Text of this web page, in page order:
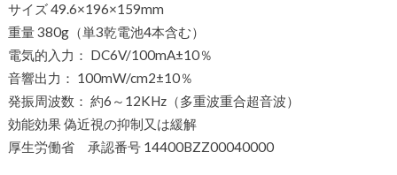
サイズ 49.6×196×159mm
重量 380g（単3乾電池4本含む）
電気的入力： DC6V/100mA±10％
音響出力： 100mW/cm2±10％
発振周波数： 約6～12KHz（多重波重合超音波）
効能効果 偽近視の抑制又は緩解
厚生労働省 承認番号 14400BZZ00040000